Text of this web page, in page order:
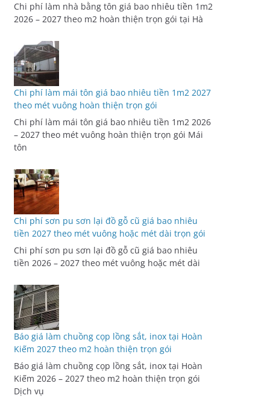
Chi phí làm nhà bằng tôn giá bao nhiêu tiền 1m2
2026 – 2027 theo m2 hoàn thiện trọn gói tại Hà
Chi phí làm mái tôn giá bao nhiêu tiền 1m2 2027
theo mét vuông hoàn thiện trọn gói
Chi phí làm mái tôn giá bao nhiêu tiền 1m2 2026
– 2027 theo mét vuông hoàn thiện trọn gói Mái
tôn
Chi phí sơn pu sơn lại đồ gỗ cũ giá bao nhiêu
tiền 2027 theo mét vuông hoặc mét dài trọn gói
Chi phí sơn pu sơn lại đồ gỗ cũ giá bao nhiêu
tiền 2026 – 2027 theo mét vuông hoặc mét dài
Báo giá làm chuồng cọp lồng sắt, inox tại Hoàn
Kiếm 2027 theo m2 hoàn thiện trọn gói
Báo giá làm chuồng cọp lồng sắt, inox tại Hoàn
Kiếm 2026 – 2027 theo m2 hoàn thiện trọn gói
Dịch vụ